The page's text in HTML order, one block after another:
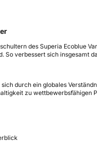
des Superia Ecoblue
So verbessert sich insgesamt
durch ein globales
zu wettbewerbsfähigen